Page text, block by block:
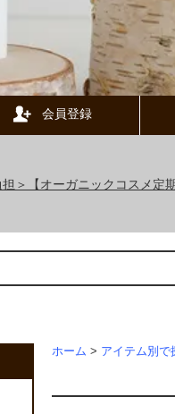
会員登録
＞【オーガニックコスメ
ホーム > アイテム別で